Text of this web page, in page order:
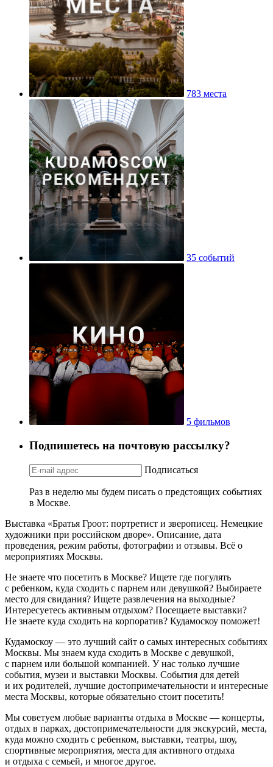
783 места
35 событий
5 фильмов
Подпишетесь на почтовую рассылку?
Подписаться
Раз в неделю мы будем писать о предстоящих событиях
в Москве.
Выставка «Братья Гроот: портретист и зверописец. Немецкие
художники при российском дворе». Описание, дата
проведения, режим работы, фотографии и отзывы. Всё о
мероприятиях Москвы.
Не знаете что посетить в Москве? Ищете где погулять
с ребенком, куда сходить с парнем или девушкой? Выбираете
место для свидания? Ищете развлечения на выходные?
Интересуетесь активным отдыхом? Посещаете выставки?
Не знаете куда сходить на корпоратив? Кудамоскоу поможет!
Кудамоскоу — это лучший сайт о самых интересных событиях
Москвы. Мы знаем куда сходить в Москве с девушкой,
с парнем или большой компанией. У нас только лучшие
события, музеи и выставки Москвы. События для детей
и их родителей, лучшие достопримечательности и интересные
места Москвы, которые обязательно стоит посетить!
Мы советуем любые варианты отдыха в Москве — концерты,
отдых в парках, достопримечательности для экскурсий, места,
куда можно сходить с ребенком, выставки, театры, шоу,
спортивные мероприятия, места для активного отдыха
и отдыха с семьей, и многое другое.